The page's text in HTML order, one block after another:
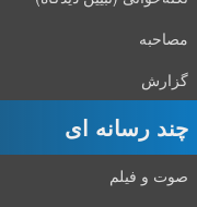
مصاحبه
گزارش
چند رسانه ای
صوت و فیلم